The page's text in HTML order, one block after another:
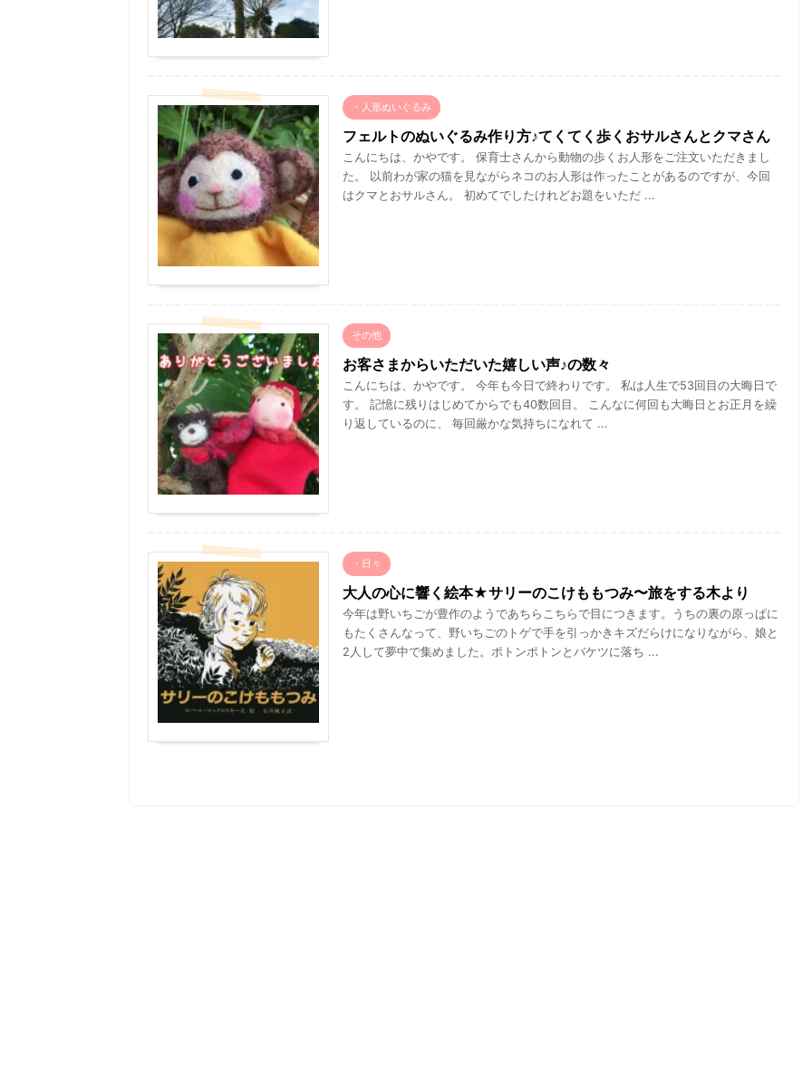
・人形ぬいぐるみ
フェルトのぬいぐるみ作り方♪てくてく歩くおサルさんとクマさん
こんにちは、かやです。 保育士さんから動物の歩くお人形をご注文いただきまし
た。 以前わが家の猫を見ながらネコのお人形は作ったことがあるのですが、今回
はクマとおサルさん。 初めてでしたけれどお題をいただ ...
その他
お客さまからいただいた嬉しい声♪の数々
こんにちは、かやです。 今年も今日で終わりです。 私は人生で53回目の大晦日で
す。 記憶に残りはじめてからでも40数回目。 こんなに何回も大晦日とお正月を繰
り返しているのに、 毎回厳かな気持ちになれて ...
・日々
大人の心に響く絵本★サリーのこけももつみ〜旅をする木より
今年は野いちごが豊作のようであちらこちらで目につきます。うちの裏の原っぱに
もたくさんなって、野いちごのトゲで手を引っかきキズだらけになりながら、娘と
2人して夢中で集めました。ポトンポトンとバケツに落ち ...